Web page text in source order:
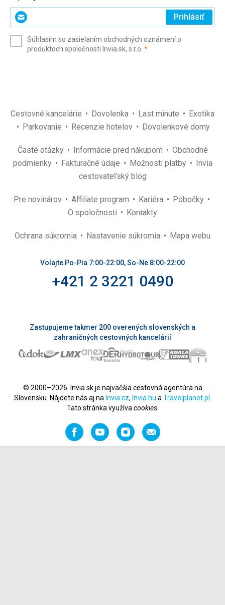
Zadajte
svoj
(povinné)
Prihlásiť
Súhlasím so zasielaním obchodných oznámení o
produktoch spoločnosti Invia.sk, s.r.o. *(povinné)
Cestovné kancelárie Dovolenka Last minute
Exotika
Parkovanie
Recenzie hotelov Dovolenkové domy
Časté otázky Informácie pred nákupom
Obchodné
podmienky
Fakturačné údaje Možnosti platby
Invia
cestovateľský blog
Pre novinárov Affiliate program Kariéra
Pobočky
O spoločnosti
Kontakty
Ochrana súkromia Nastavenie súkromia Mapa webu
Volajte Po-Pia 7:00-22:00, So-Ne 8:00-22:00
+421 2 3221 0490
Zastupujeme takmer 200 overených slovenských a
zahraničných cestovných kancelárií
© 2000–2026. Invia.sk je najväčšia cestovná agentúra na
Slovensku. Nájdete nás aj na Invia.cz, Invia.hu a Travelplanet.pl
Tato stránka využíva cookies.
FacebookYouTubeInstagramOdporučiť